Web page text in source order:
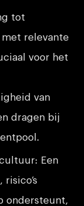
tot
relevante
voor het
van
dragen bij
Een
ondersteunt,